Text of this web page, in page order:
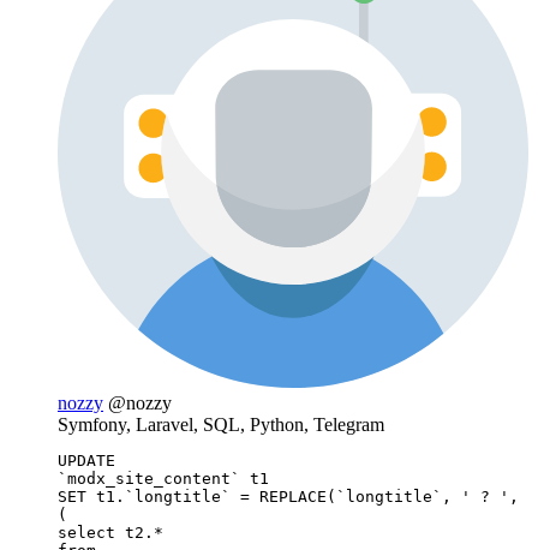
nozzy @nozzy
Symfony, Laravel, SQL, Python, Telegram
UPDATE
`modx_site_content` t1
SET t1.`longtitle` = REPLACE(`longtitle`, ' ? ',
(
select t2.*